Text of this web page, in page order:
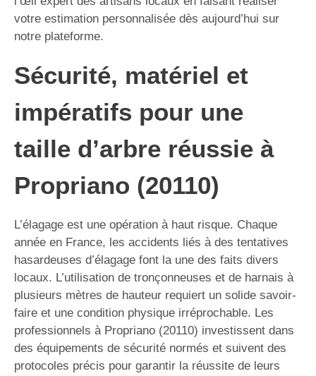
votre estimation personnalisée dès aujourd’hui sur
notre plateforme.
Sécurité, matériel et
impératifs pour une
taille d’arbre réussie à
Propriano (20110)
L’élagage est une opération à haut risque. Chaque
année en France, les accidents liés à des tentatives
hasardeuses d’élagage font la une des faits divers
locaux. L’utilisation de tronçonneuses et de harnais à
plusieurs mètres de hauteur requiert un solide savoir-
faire et une condition physique irréprochable. Les
professionnels à Propriano (20110) investissent dans
des équipements de sécurité normés et suivent des
protocoles précis pour garantir la réussite de leurs